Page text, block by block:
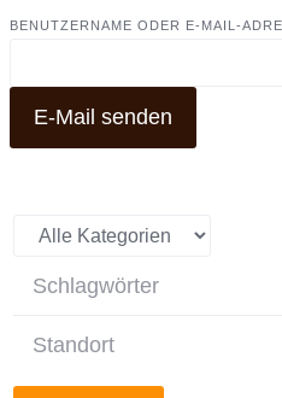
BENUTZERNAME ODER E-MAIL-
E-Mail senden